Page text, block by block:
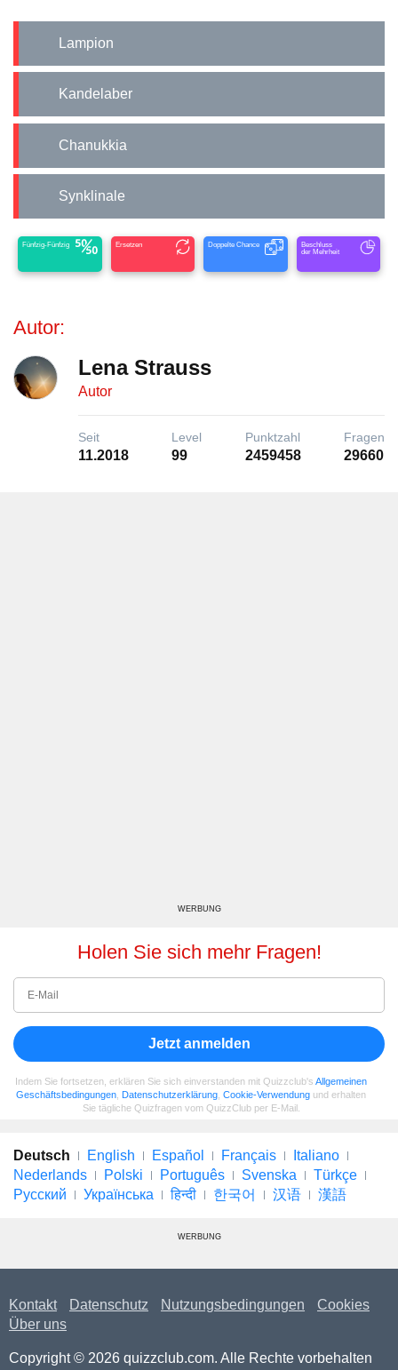
Lampion
Kandelaber
Chanukkia
Synklinale
Fünfzig-Fünfzig Ersetzen Doppelte Chance
Beschluss
der Mehrheit
Autor:
Lena Strauss
Autor
Seit
11.2018
Level
99
Punktzahl
2459458
Fragen
29660
WERBUNG
Holen Sie sich mehr Fragen!
Jetzt anmelden
Indem Sie fortsetzen, erklären Sie sich einverstanden mit Quizzclub's Allgemeinen
Geschäftsbedingungen Datenschutzerklärung Cookie-Verwendung und erhalten
Sie tägliche Quizfragen vom QuizzClub per E-Mail.
Deutsch English Español Français
Italiano
Nederlands
Polski Português Svenska
Türkçe
Русский
Українська हिन्दी 한국어 汉语 漢語
WERBUNG
Kontakt Datenschutz Nutzungsbedingungen
Cookies
Über uns
Copyright © 2026 quizzclub.com. Alle Rechte vorbehalten